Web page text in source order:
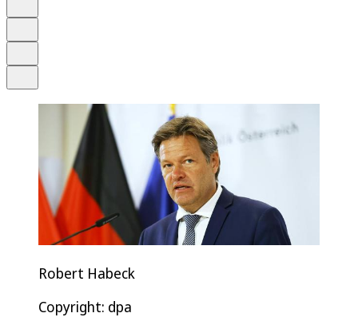
Robert Habeck
Copyright: dpa